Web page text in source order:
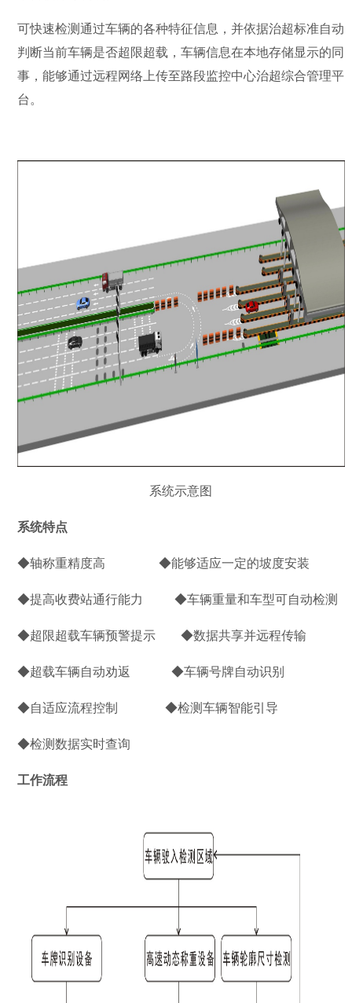
可快速检测通过车辆的各种特征信息，并依据治超标准自动
判断当前车辆是否超限超载，车辆信息在本地存储显示的同
事，能够通过远程网络上传至路段监控中心治超综合管理平
台。
系统示意图
系统特点
◆轴称重精度高 ◆能够适应一定的坡度安装
◆提高收费站通行能力 ◆车辆重量和车型可自动检测
◆超限超载车辆预警提示 ◆数据共享并远程传输
◆超载车辆自动劝返 ◆车辆号牌自动识别
◆自适应流程控制 ◆检测车辆智能引导
◆检测数据实时查询
工作流程